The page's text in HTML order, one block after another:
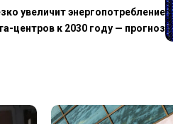
увеличит энергопотребление
центров к 2030 году — прогноз